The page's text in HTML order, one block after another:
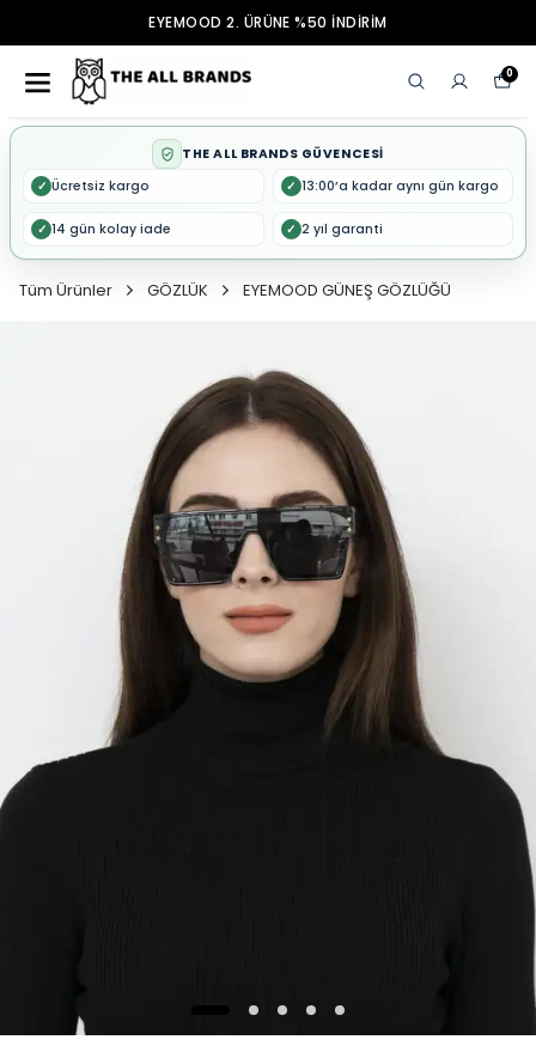
EYEMOOD 2. ÜRÜNE %50 İNDİRİM
0
THE ALL BRANDS GÜVENCESİ
✓ Ücretsiz kargo ✓ 13:00’a kadar aynı gün kargo
✓ 14 gün kolay iade ✓ 2 yıl garanti
Tüm Ürünler GÖZLÜK EYEMOOD GÜNEŞ GÖZLÜĞÜ